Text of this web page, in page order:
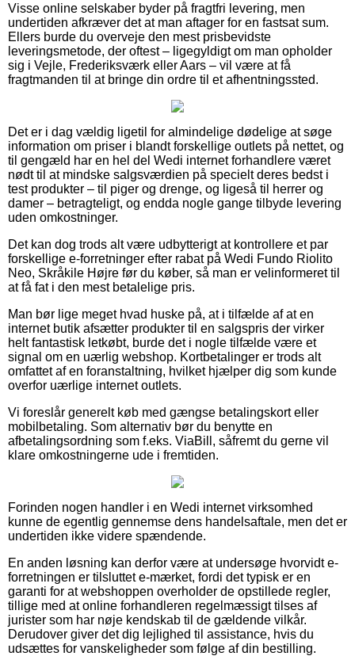
Visse online selskaber byder på fragtfri levering, men
undertiden afkræver det at man aftager for en fastsat sum.
Ellers burde du overveje den mest prisbevidste
leveringsmetode, der oftest – ligegyldigt om man opholder
sig i Vejle, Frederiksværk eller Aars – vil være at få
fragtmanden til at bringe din ordre til et afhentningssted.
Det er i dag vældig ligetil for almindelige dødelige at søge
information om priser i blandt forskellige outlets på nettet, og
til gengæld har en hel del Wedi internet forhandlere været
nødt til at mindske salgsværdien på specielt deres bedst i
test produkter – til piger og drenge, og ligeså til herrer og
damer – betragteligt, og endda nogle gange tilbyde levering
uden omkostninger.
Det kan dog trods alt være udbytterigt at kontrollere et par
forskellige e-forretninger efter rabat på Wedi Fundo Riolito
Neo, Skråkile Højre før du køber, så man er velinformeret til
at få fat i den mest betalelige pris.
Man bør lige meget hvad huske på, at i tilfælde af at en
internet butik afsætter produkter til en salgspris der virker
helt fantastisk letkøbt, burde det i nogle tilfælde være et
signal om en uærlig webshop. Kortbetalinger er trods alt
omfattet af en foranstaltning, hvilket hjælper dig som kunde
overfor uærlige internet outlets.
Vi foreslår generelt køb med gængse betalingskort eller
mobilbetaling. Som alternativ bør du benytte en
afbetalingsordning som f.eks. ViaBill, såfremt du gerne vil
klare omkostningerne ude i fremtiden.
Forinden nogen handler i en Wedi internet virksomhed
kunne de egentlig gennemse dens handelsaftale, men det er
undertiden ikke videre spændende.
En anden løsning kan derfor være at undersøge hvorvidt e-
forretningen er tilsluttet e-mærket, fordi det typisk er en
garanti for at webshoppen overholder de opstillede regler,
tillige med at online forhandleren regelmæssigt tilses af
jurister som har nøje kendskab til de gældende vilkår.
Derudover giver det dig lejlighed til assistance, hvis du
udsættes for vanskeligheder som følge af din bestilling.